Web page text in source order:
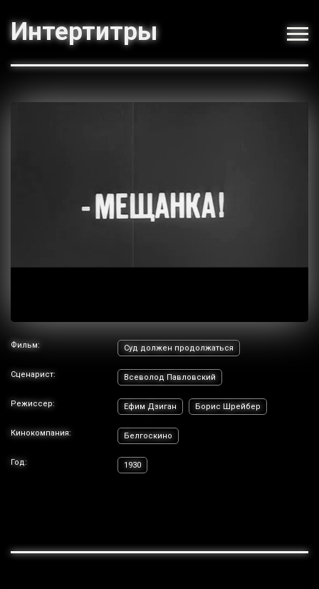
Интертитры
Фильм: Суд должен продолжаться
Сценарист: Всеволод Павловский
Режиссер: Ефим Дзиган Борис Шрейбер
Кинокомпания: Белгоскино
Год: 1930